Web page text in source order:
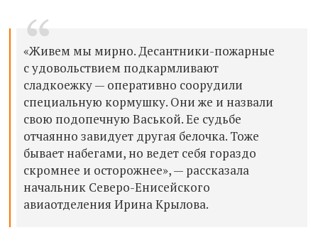
«Живем мы мирно. Десантники-пожарные
с удовольствием подкармливают
сладкоежку — оперативно соорудили
специальную кормушку. Они же и назвали
свою подопечную Васькой. Ее судьбе
отчаянно завидует другая белочка. Тоже
бывает набегами, но ведет себя гораздо
скромнее и осторожнее», — рассказала
начальник Северо-Енисейского
авиаотделения Ирина Крылова.